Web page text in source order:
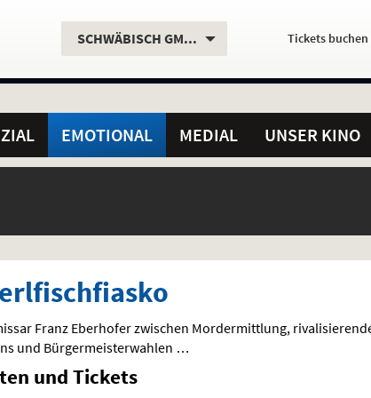
Aktueller
SCHWÄBISCH GMÜND. Servicefunktionen
Aktuelles
HierTickets buchen
EMOTIONAL MEDIAL UNSER KINO
Franz Eberhofer zwischen Mordermittlung,
und Bürgermeisterwahlen …
und Tickets